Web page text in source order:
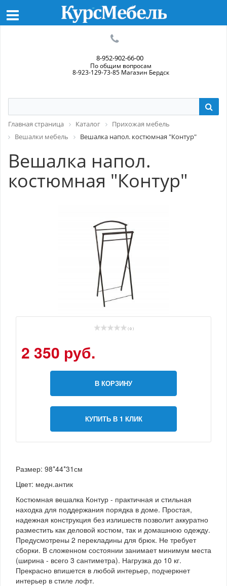
8-952-902-66-00
По общим вопросам
8-923-129-73-85 Магазин Бердск
Главная страница Каталог
Прихожая мебель
Вешалки мебель
Вешалка напол. костюмная "Контур"
Вешалка напол.
костюмная "Контур"
( 0 )
2 350 руб.
В КОРЗИНУ
КУПИТЬ В 1 КЛИК
Размер: 98*44*31см
Цвет: медн.антик
Костюмная вешалка Контур - практичная и стильная
находка для поддержания порядка в доме. Простая,
надежная конструкция без излишеств позволит аккуратно
разместить как деловой костюм, так и домашнюю одежду.
Предусмотрены 2 перекладины для брюк. Не требует
сборки. В сложенном состоянии занимает минимум места
(ширина - всего 3 сантиметра). Нагрузка до 10 кг.
Прекрасно впишется в любой интерьер, подчеркнет
интерьер в стиле лофт.